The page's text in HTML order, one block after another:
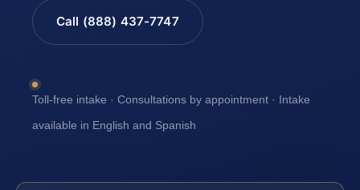
Call (888) 437-7747
Toll-free intake · Consultations by appointment · Intake
available in English and Spanish